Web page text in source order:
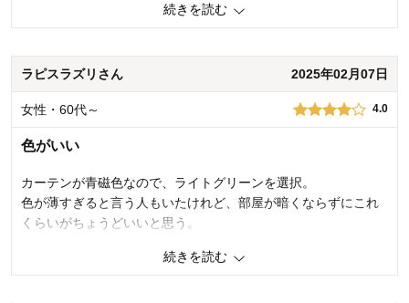
購入商品： ライトグリーン, 約100×158×2枚▲
使用場所：
リビング
購入のきっかけ： 買い替え
商品を使う人： 自分、配偶者
続きを読む
ラピスラズリさん 2025年02月07日
女性・60代～ 4.0
色がいい
カーテンが青磁色なので、ライトグリーンを選択。
色が薄すぎると言う人もいたけれど、部屋が暗くならずにこれ
くらいがちょうどいいと思う。
続きを読む